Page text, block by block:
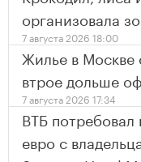
организовала
7 августа 2026 18:00
Жилье в Москве
втрое дольше
7 августа 2026 17:34
ВТБ потребовал
евро с